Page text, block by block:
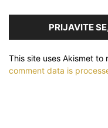
PRIJAVITE
This site uses Akismet to
comment data is